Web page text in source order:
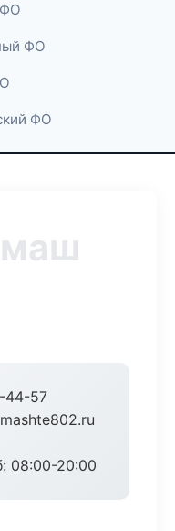
ФО
ФО
ФО
44-57
08:00-20:00